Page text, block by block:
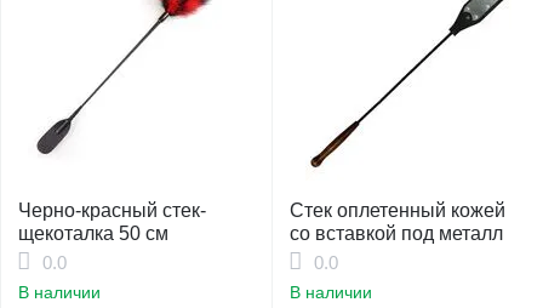
Черно-красный стек-
щекоталка 50 см
0.0
В наличии
Стек оплетенный кожей
со вставкой под металл
0.0
В наличии